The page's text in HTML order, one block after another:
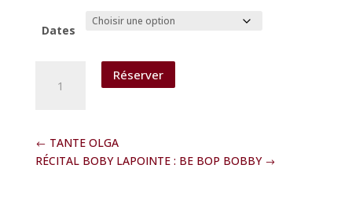
Dates
CHANSONS
FRANÇAISES
Réserver
TANTE OLGA
RÉCITAL BOBY LAPOINTE : BE BOP BOBBY